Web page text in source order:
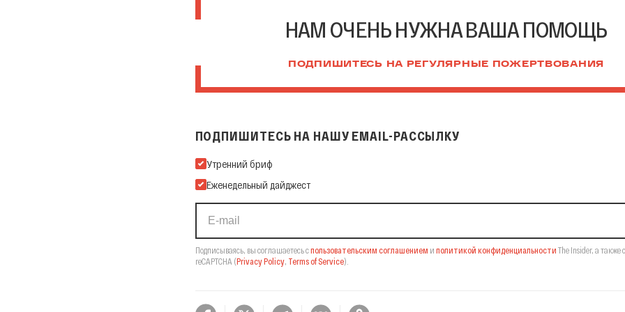
НАМ ОЧЕНЬ НУЖНА ВАША ПОМОЩЬ
ПОДПИШИТЕСЬ НА РЕГУЛЯРНЫЕ ПОЖЕРТВОВАНИЯ
ПОДПИШИТЕСЬ НА НАШУ EMAIL-РАССЫЛКУ
Подпишитесь на нашу Email-рассылку
Утренний бриф
Еженедельный дайджест
Подписываясь, вы соглашаетесь спользовательским соглашением и политикой конфиденциальности The Insider, а также
reCAPTCHA (Privacy Policy, Terms of Service).